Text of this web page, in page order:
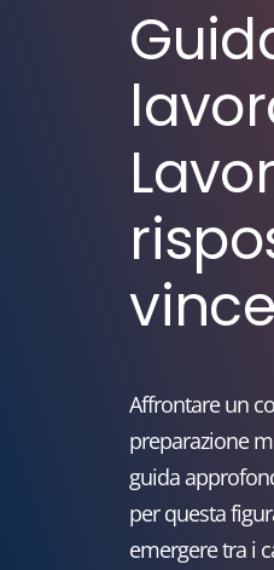
Affrontare un
preparazione
guida
per questa
emergere tra i